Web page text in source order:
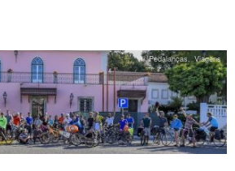
Pedalanças,Viagens